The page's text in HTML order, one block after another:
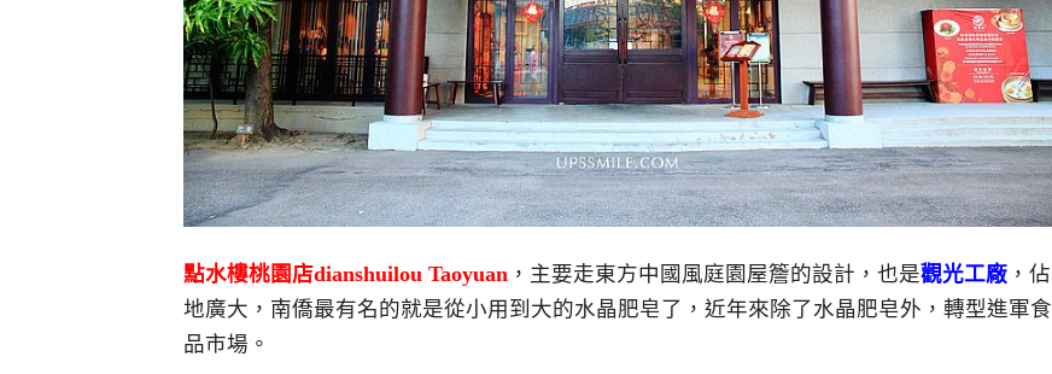
點水樓桃園店dianshuilou Taoyuan ，主要走東方中國風庭園屋簷的設計，也是觀光工廠 ，佔
地廣大，南僑最有名的就是從小用到大的水晶肥皂了，近年來除了水晶肥皂外，轉型進軍食
品市場。